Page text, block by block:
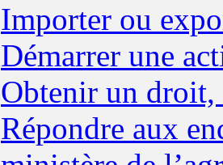
Importer ou
Démarrer une
Obtenir un droit,
Répondre aux